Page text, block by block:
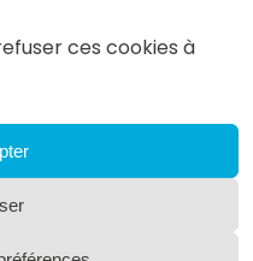
ces cookies à
&
Plus
Neurologie
(Neurologie)